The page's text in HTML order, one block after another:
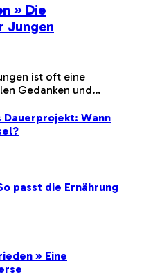
» Die
Jungen
ist oft eine
Gedanken und…
Dauerprojekt: Wann
passt die Ernährung
» Eine